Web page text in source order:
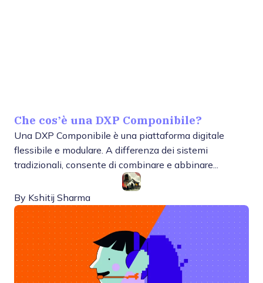
Che cos’è una DXP Componibile?
Una DXP Componibile è una piattaforma digitale
flessibile e modulare. A differenza dei sistemi
tradizionali, consente di combinare e abbinare...
By Kshitij Sharma